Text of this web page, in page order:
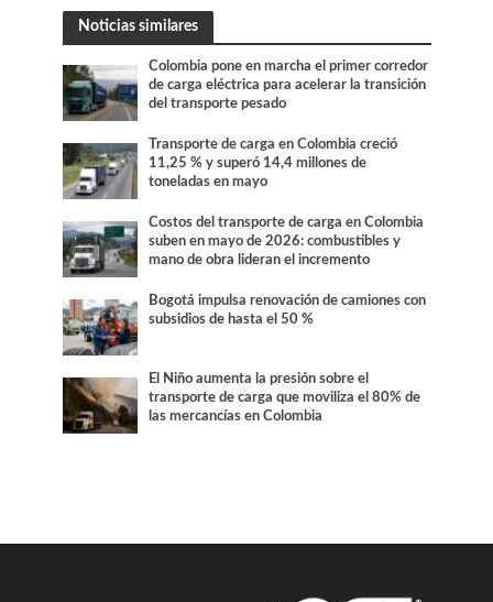
Noticias similares
Colombia pone en marcha el primer corredor
de carga eléctrica para acelerar la transición
del transporte pesado
Transporte de carga en Colombia creció
11,25 % y superó 14,4 millones de
toneladas en mayo
Costos del transporte de carga en Colombia
suben en mayo de 2026: combustibles y
mano de obra lideran el incremento
Bogotá impulsa renovación de camiones con
subsidios de hasta el 50 %
El Niño aumenta la presión sobre el
transporte de carga que moviliza el 80% de
las mercancías en Colombia